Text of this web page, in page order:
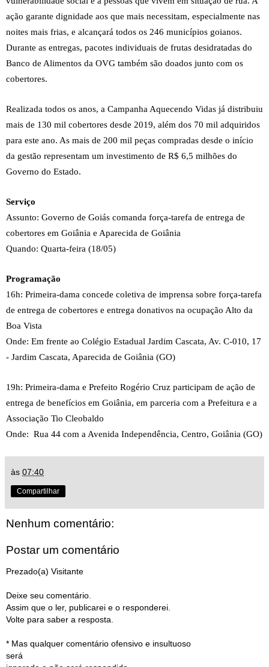
ação garante dignidade aos que mais necessitam, especialmente nas
noites mais frias, e alcançará todos os 246 municípios goianos.
Durante as entregas, pacotes individuais de frutas desidratadas do
Banco de Alimentos da OVG também são doados junto com os
cobertores.
Realizada todos os anos, a Campanha Aquecendo Vidas já distribuiu
mais de 130 mil cobertores desde 2019, além dos 70 mil adquiridos
para este ano. As mais de 200 mil peças compradas desde o início
da gestão representam um investimento de R$ 6,5 milhões do
Governo do Estado.
Serviço
Assunto: Governo de Goiás comanda força-tarefa de entrega de
cobertores em Goiânia e Aparecida de Goiânia
Quando: Quarta-feira (18/05)
Programação
16h: Primeira-dama concede coletiva de imprensa sobre força-tarefa
de entrega de cobertores e entrega donativos na ocupação Alto da
Boa Vista
Onde: Em frente ao Colégio Estadual Jardim Cascata, Av. C-010, 17
- Jardim Cascata, Aparecida de Goiânia (GO)
19h: Primeira-dama e Prefeito Rogério Cruz participam de ação de
entrega de benefícios em Goiânia, em parceria com a Prefeitura e a
Associação Tio Cleobaldo
Onde: Rua 44 com a Avenida Independência, Centro, Goiânia (GO)
às 07:40
Compartilhar
Nenhum comentário:
Postar um comentário
Prezado(a) Visitante
Deixe seu comentário.
Assim que o ler, publicarei e o responderei.
Volte para saber a resposta.
* Mas qualquer comentário ofensivo e insultuoso
será